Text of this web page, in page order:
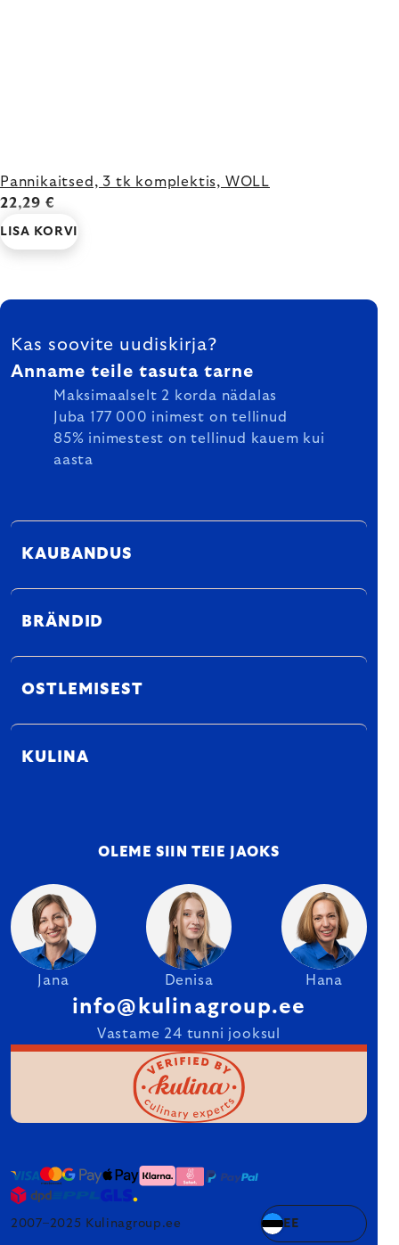
Pannikaitsed, 3 tk komplektis, WOLL
22,29 €
LISA KORVI
FOOTER
Kas soovite uudiskirja?
Anname teile tasuta tarne
Maksimaalselt 2 korda nädalas
Juba 177 000 inimest on tellinud
85% inimestest on tellinud kauem kui
aasta
KAUBANDUS
BRÄNDID
OSTLEMISEST
KULINA
OLEME SIIN TEIE JAOKS
Jana Denisa Hana
info@kulinagroup.ee
Vastame 24 tunni jooksul
2007–2025 Kulinagroup.ee EE